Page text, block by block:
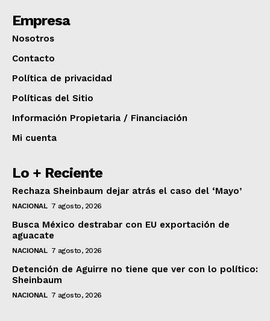
Empresa
Nosotros
Contacto
Política de privacidad
Políticas del Sitio
Información Propietaria / Financiación
Mi cuenta
Lo + Reciente
Rechaza Sheinbaum dejar atrás el caso del ‘Mayo’
NACIONAL 7 agosto, 2026
Busca México destrabar con EU exportación de
aguacate
NACIONAL 7 agosto, 2026
Detención de Aguirre no tiene que ver con lo político:
Sheinbaum
NACIONAL 7 agosto, 2026